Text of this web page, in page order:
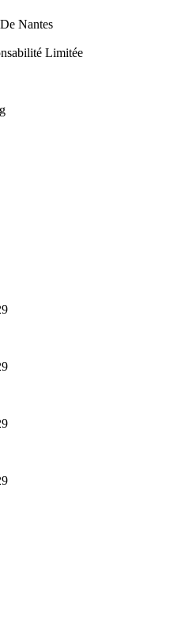
Nantes
Limitée